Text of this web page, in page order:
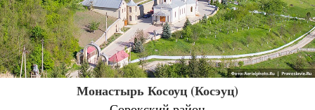
Монастырь Косоуц (Косэуц)